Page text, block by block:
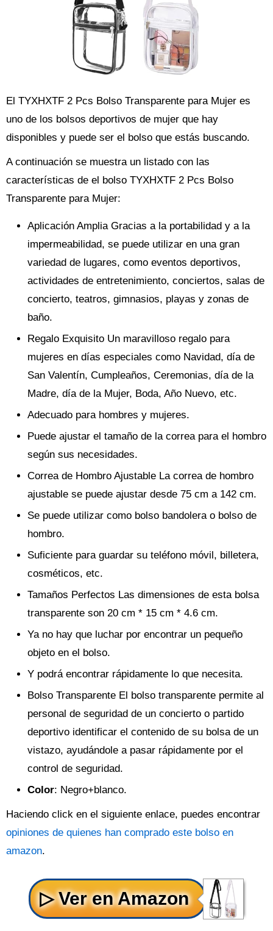
El TYXHXTF 2 Pcs Bolso Transparente para Mujer es
uno de los bolsos deportivos de mujer que hay
disponibles y puede ser el bolso que estás buscando.
A continuación se muestra un listado con las
características de el bolso TYXHXTF 2 Pcs Bolso
Transparente para Mujer:
Aplicación Amplia Gracias a la portabilidad y a la
impermeabilidad, se puede utilizar en una gran
variedad de lugares, como eventos deportivos,
actividades de entretenimiento, conciertos, salas de
concierto, teatros, gimnasios, playas y zonas de
baño.
Regalo Exquisito Un maravilloso regalo para
mujeres en días especiales como Navidad, día de
San Valentín, Cumpleaños, Ceremonias, día de la
Madre, día de la Mujer, Boda, Año Nuevo, etc.
Adecuado para hombres y mujeres.
Puede ajustar el tamaño de la correa para el hombro
según sus necesidades.
Correa de Hombro Ajustable La correa de hombro
ajustable se puede ajustar desde 75 cm a 142 cm.
Se puede utilizar como bolso bandolera o bolso de
hombro.
Suficiente para guardar su teléfono móvil, billetera,
cosméticos, etc.
Tamaños Perfectos Las dimensiones de esta bolsa
transparente son 20 cm * 15 cm * 4.6 cm.
Ya no hay que luchar por encontrar un pequeño
objeto en el bolso.
Y podrá encontrar rápidamente lo que necesita.
Bolso Transparente El bolso transparente permite al
personal de seguridad de un concierto o partido
deportivo identificar el contenido de su bolsa de un
vistazo, ayudándole a pasar rápidamente por el
control de seguridad.
Color: Negro+blanco.
Haciendo click en el siguiente enlace, puedes encontrar
opiniones de quienes han comprado este bolso en
amazon.